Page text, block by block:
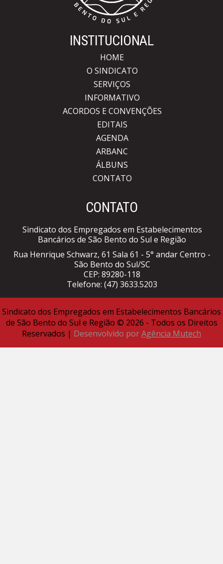
INSTITUCIONAL
HOME
O SINDICATO
SERVIÇOS
INFORMATIVO
ACORDOS E CONVENÇÕES
EDITAIS
AGENDA
ARBANC
ÁLBUNS
CONTATO
CONTATO
Sindicato dos Empregados em Estabelecimentos
Bancários de São Bento do Sul e Região
Rua Henrique Schwarz, 61 Sala 61 - 5° andar Centro -
São Bento do Sul/SC
CEP: 89280-118
Telefone: (47) 3633.5203
Sindicato dos Empregados em Estabelecimentos Bancários
de São Bento do Sul e Região © 2026 - Todos os Direitos
Reservados | Desenvolvido porAgência Mutech